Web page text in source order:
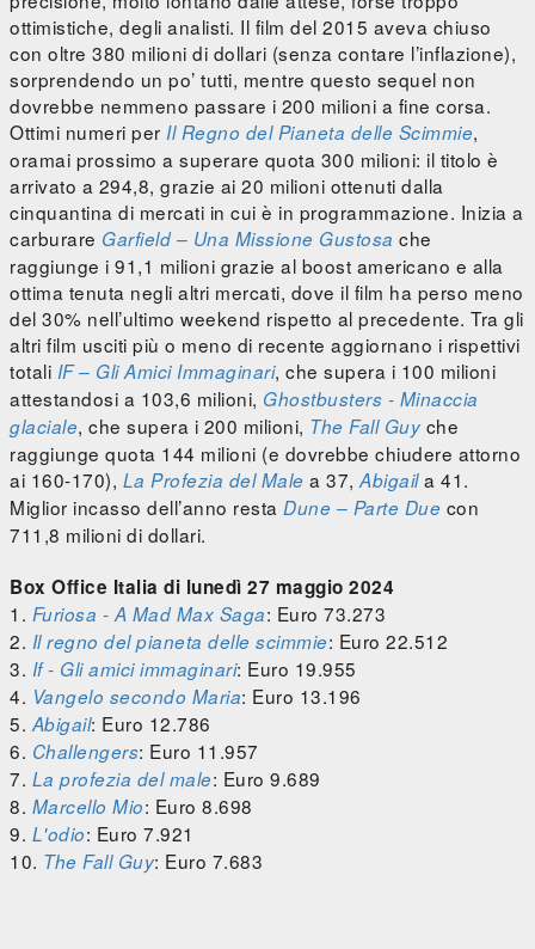
ottimistiche, degli analisti. Il film del 2015 aveva chiuso
con oltre 380 milioni di dollari (senza contare l’inflazione),
sorprendendo un po’ tutti, mentre questo sequel non
dovrebbe nemmeno passare i 200 milioni a fine corsa.
Ottimi numeri per Il Regno del Pianeta delle Scimmie,
oramai prossimo a superare quota 300 milioni: il titolo è
arrivato a 294,8, grazie ai 20 milioni ottenuti dalla
cinquantina di mercati in cui è in programmazione. Inizia a
carburare Garfield – Una Missione Gustosa che
raggiunge i 91,1 milioni grazie al boost americano e alla
ottima tenuta negli altri mercati, dove il film ha perso meno
del 30% nell’ultimo weekend rispetto al precedente. Tra gli
altri film usciti più o meno di recente aggiornano i rispettivi
totali IF – Gli Amici Immaginari, che supera i 100 milioni
attestandosi a 103,6 milioni, Ghostbusters - Minaccia
glaciale, che supera i 200 milioni, The Fall Guy che
raggiunge quota 144 milioni (e dovrebbe chiudere attorno
ai 160-170), La Profezia del Male a 37, Abigaila 41.
Miglior incasso dell’anno resta Dune – Parte Due con
711,8 milioni di dollari.
Box Office Italia di lunedì 27 maggio 2024
1. Furiosa - A Mad Max Saga: Euro 73.273
2. Il regno del pianeta delle scimmie: Euro 22.512
3. If - Gli amici immaginari: Euro 19.955
4. Vangelo secondo Maria: Euro 13.196
5. Abigail: Euro 12.786
6. Challengers: Euro 11.957
7. La profezia del male: Euro 9.689
8. Marcello Mio: Euro 8.698
9. L'odio: Euro 7.921
10. The Fall Guy: Euro 7.683